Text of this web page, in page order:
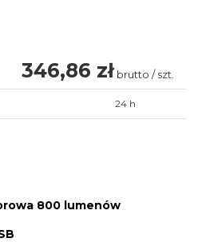
346,86 zł brutto / szt.
24 h
800 lumenów